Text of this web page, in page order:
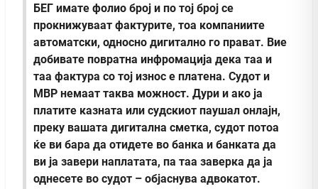
БЕГ имате фолио број и по тој број се
прокнижуваат фактурите, тоа компаниите
автоматски, односно дигитално го прават. Вие
добивате повратна инфромација дека таа и
таа фактура со тој износ е платена. Судот и
МВР немаат таква можност. Дури и ако ја
платите казната или судскиот паушал онлајн,
преку вашата дигитална сметка, судот потоа
ќе ви бара да отидете во банка и банката да
ви ја завери наплатата, па таа заверка да ја
однесете во судот – објаснува адвокатот.